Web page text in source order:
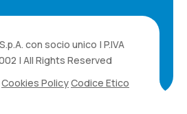
con socio unico | P.IVA
| All Rights Reserved
Cookies PolicyCodice Etico